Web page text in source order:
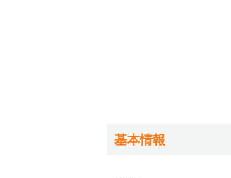
基本情報